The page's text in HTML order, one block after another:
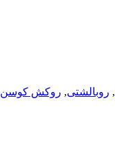
, روبالشتی, روکش کوسن